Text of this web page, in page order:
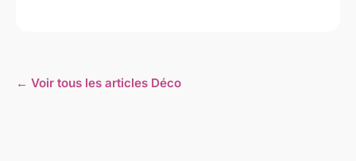
← Voir tous les articles Déco